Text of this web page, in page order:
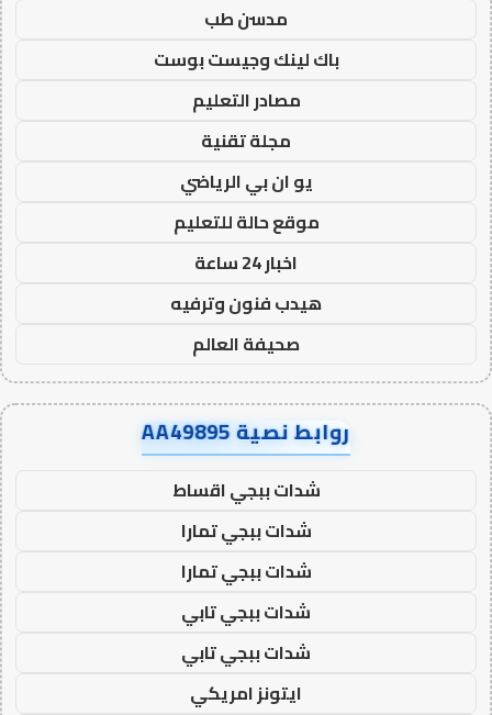
مدسن طب
باك لينك وجيست بوست
مصادر التعليم
مجلة تقنية
يو ان بي الرياضي
موقع حالة للتعليم
اخبار 24 ساعة
هيدب فنون وترفيه
صحيفة العالم
روابط نصية AA49895
شدات ببجي اقساط
شدات ببجي تمارا
شدات ببجي تمارا
شدات ببجي تابي
شدات ببجي تابي
ايتونز امريكي